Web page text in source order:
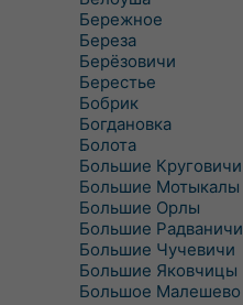
Бережное
Береза
Берёзовичи
Берестье
Бобрик
Богдановка
Болота
Большие Круговичи
Большие Мотыкалы
Большие Орлы
Большие Радваничи
Большие Чучевичи
Большие Яковчицы
Большое Малешево